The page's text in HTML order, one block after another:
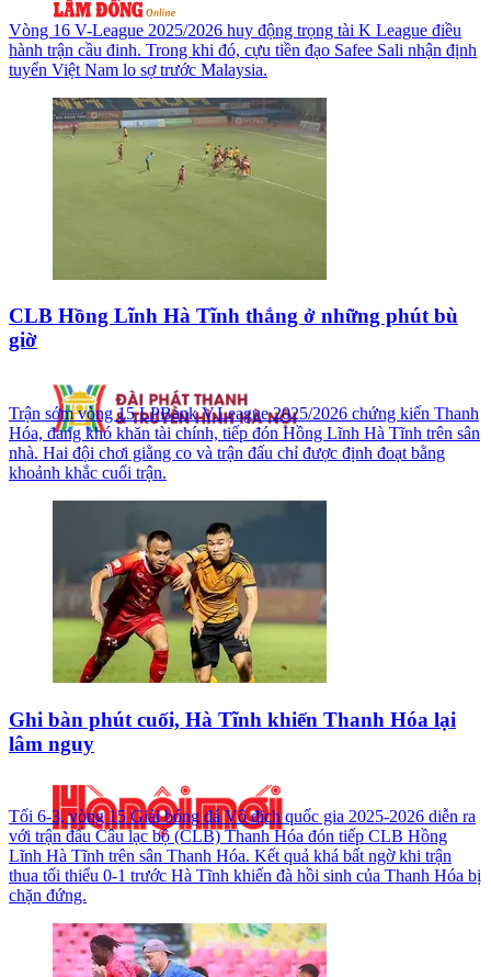
Vòng 16 V-League 2025/2026 huy động trọng tài K League điều
hành trận cầu đinh. Trong khi đó, cựu tiền đạo Safee Sali nhận định
tuyển Việt Nam lo sợ trước Malaysia.
CLB Hồng Lĩnh Hà Tĩnh thắng ở những phút bù
giờ
Trận sớm vòng 15 LPBank V.League 2025/2026 chứng kiến Thanh
Hóa, đang khó khăn tài chính, tiếp đón Hồng Lĩnh Hà Tĩnh trên sân
nhà. Hai đội chơi giằng co và trận đấu chỉ được định đoạt bằng
khoảnh khắc cuối trận.
Ghi bàn phút cuối, Hà Tĩnh khiến Thanh Hóa lại
lâm nguy
Tối 6-3, vòng 15 Giải bóng đá Vô địch quốc gia 2025-2026 diễn ra
với trận đấu Câu lạc bộ (CLB) Thanh Hóa đón tiếp CLB Hồng
Lĩnh Hà Tĩnh trên sân Thanh Hóa. Kết quả khá bất ngờ khi trận
thua tối thiểu 0-1 trước Hà Tĩnh khiến đà hồi sinh của Thanh Hóa bị
chặn đứng.